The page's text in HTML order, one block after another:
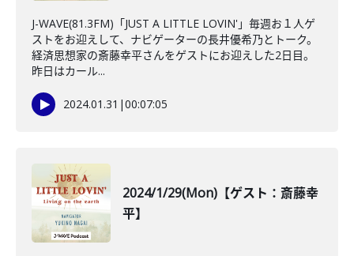
J-WAVE(81.3FM)「JUST A LITTLE LOVIN'」毎週お１人ゲ
ストをお迎えして、ナビゲーターの長井優希乃とトーク。
経済思想家の斎藤幸平さんをゲストにお迎えした2日目。
昨日はカール...
2024.01.31 |00:07:05
2024/1/29(Mon)【ゲスト：斎藤幸
平】